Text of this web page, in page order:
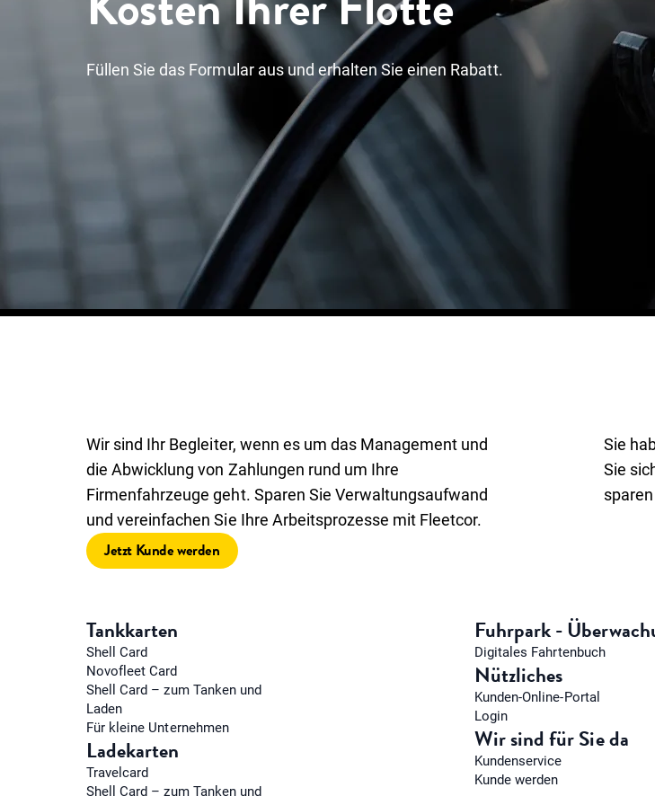
Füllen Sie das Formular aus und erhalten Sie einen Rabatt.
Wir sind Ihr Begleiter, wenn es um das Management und
die Abwicklung von Zahlungen rund um Ihre
Firmenfahrzeuge geht. Sparen Sie Verwaltungsaufwand
und vereinfachen Sie Ihre Arbeitsprozesse mit Fleetcor.
Jetzt Kunde werden
Sie
Sie
Tankkarten
Shell Card
Novofleet Card
Shell Card – zum Tanken und
Laden
Für kleine Unternehmen
Ladekarten
Travelcard
Shell Card – zum Tanken und
Fuhrpark -
Digitales Fahrtenbuch
Nützliches
Kunden-Online-Portal
Login
Wir sind für Sie da
Kundenservice
Kunde werden